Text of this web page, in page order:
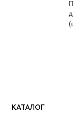
КАТАЛОГ